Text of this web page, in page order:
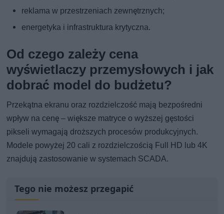
reklama w przestrzeniach zewnętrznych;
energetyka i infrastruktura krytyczna.
Od czego zależy cena
wyświetlaczy przemysłowych i jak
dobrać model do budżetu?
Przekątna ekranu oraz rozdzielczość mają bezpośredni
wpływ na cenę – większe matryce o wyższej gęstości
pikseli wymagają droższych procesów produkcyjnych.
Modele powyżej 20 cali z rozdzielczością Full HD lub 4K
znajdują zastosowanie w systemach SCADA.
Tego nie możesz przegapić